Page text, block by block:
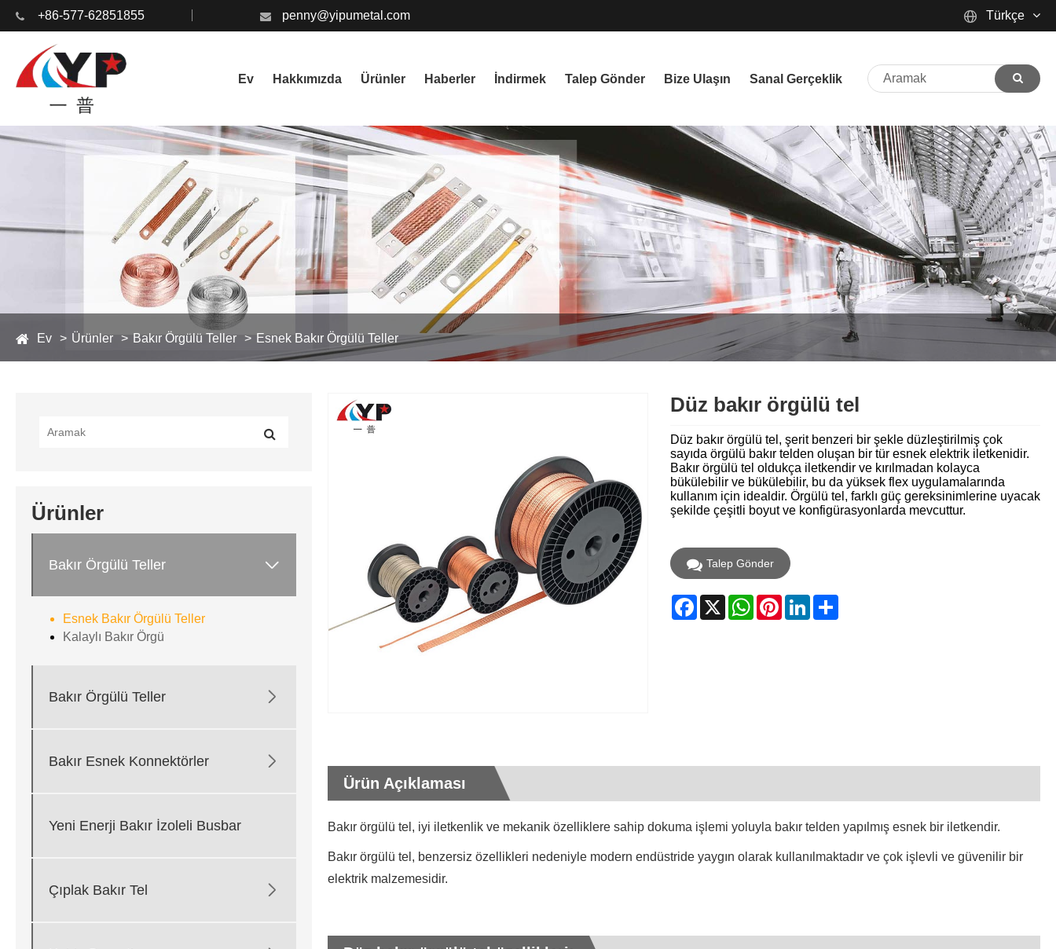
+86-577-62851855 penny@yipumetal.com Türkçe
Español
русский
Français
日本語
Deutsch
tiếng Việt
한국어
Svenska
Ev Hakkımızda Ürünler Haberler İndirmek Talep Gönder Bize Ulaşın Sanal Gerçeklik
Ev Ürünler Bakır Örgülü Teller Esnek Bakır Örgülü Teller
Ürünler
Bakır Örgülü Teller 
Esnek Bakır Örgülü Teller
Kalaylı Bakır Örgü
Bakır Örgülü Teller 
Bakır Esnek Konnektörler 
Yeni Enerji Bakır İzoleli Busbar
Çıplak Bakır Tel 
Düz bakır örgülü tel
Düz bakır örgülü tel, şerit benzeri bir şekle düzleştirilmiş çok
sayıda örgülü bakır telden oluşan bir tür esnek elektrik iletkenidir.
Bakır örgülü tel oldukça iletkendir ve kırılmadan kolayca
bükülebilir ve bükülebilir, bu da yüksek flex uygulamalarında
kullanım için idealdir. Örgülü tel, farklı güç gereksinimlerine uyacak
şekilde çeşitli boyut ve konfigürasyonlarda mevcuttur.
Talep Gönder
Facebook
X WhatsApp
PinterestLinkedInShare
Ürün Açıklaması
Bakır örgülü tel, iyi iletkenlik ve mekanik özelliklere sahip dokuma işlemi yoluyla bakır telden yapılmış esnek bir iletkendir.
Bakır örgülü tel, benzersiz özellikleri nedeniyle modern endüstride yaygın olarak kullanılmaktadır ve çok işlevli ve güvenilir bir
elektrik malzemesidir.